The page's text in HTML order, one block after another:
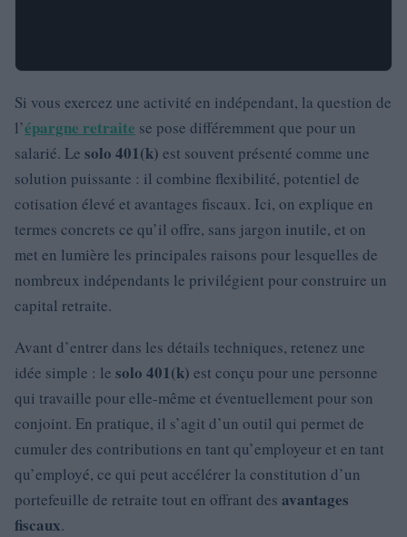
Si vous exercez une activité en indépendant, la question de
l’épargne retraite se pose différemment que pour un
salarié. Le solo 401(k) est souvent présenté comme une
solution puissante : il combine flexibilité, potentiel de
cotisation élevé et avantages fiscaux. Ici, on explique en
termes concrets ce qu’il offre, sans jargon inutile, et on
met en lumière les principales raisons pour lesquelles de
nombreux indépendants le privilégient pour construire un
capital retraite.
Avant d’entrer dans les détails techniques, retenez une
idée simple : le solo 401(k) est conçu pour une personne
qui travaille pour elle-même et éventuellement pour son
conjoint. En pratique, il s’agit d’un outil qui permet de
cumuler des contributions en tant qu’employeur et en tant
qu’employé, ce qui peut accélérer la constitution d’un
portefeuille de retraite tout en offrant des avantages
fiscaux.